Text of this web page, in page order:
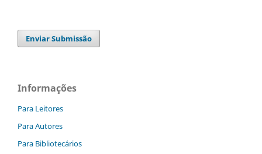
Enviar Submissão
Informações
Para Leitores
Para Autores
Para Bibliotecários